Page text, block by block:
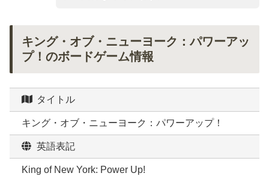
キング・オブ・ニューヨーク：パワーアッ
プ！のボードゲーム情報
タイトル
キング・オブ・ニューヨーク：パワーアップ！
英語表記
King of New York: Power Up!